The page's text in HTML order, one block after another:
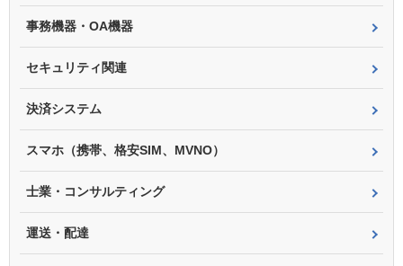
事務機器・OA機器
セキュリティ関連
決済システム
スマホ（携帯、格安SIM、MVNO）
士業・コンサルティング
運送・配達